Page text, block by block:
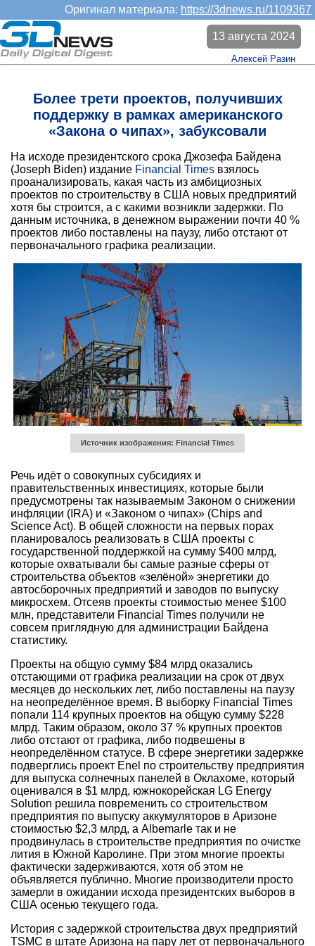
Оригинал материала: https://3dnews.ru/1109367
Более трети проектов, получивших
поддержку в рамках американского
«Закона о чипах», забуксовали
13 августа 2024
Алексей Разин
На исходе президентского срока Джозефа Байдена
(Joseph Biden) издание Financial Times взялось
проанализировать, какая часть из амбициозных
проектов по строительству в США новых предприятий
хотя бы строится, а с какими возникли задержки. По
данным источника, в денежном выражении почти 40 %
проектов либо поставлены на паузу, либо отстают от
первоначального графика реализации.
Источник изображения: Financial Times
Речь идёт о совокупных субсидиях и
правительственных инвестициях, которые были
предусмотрены так называемым Законом о снижении
инфляции (IRA) и «Законом о чипах» (Chips and
Science Act). В общей сложности на первых порах
планировалось реализовать в США проекты с
государственной поддержкой на сумму $400 млрд,
которые охватывали бы самые разные сферы от
строительства объектов «зелёной» энергетики до
автосборочных предприятий и заводов по выпуску
микросхем. Отсеяв проекты стоимостью менее $100
млн, представители Financial Times получили не
совсем приглядную для администрации Байдена
статистику.
Проекты на общую сумму $84 млрд оказались
отстающими от графика реализации на срок от двух
месяцев до нескольких лет, либо поставлены на паузу
на неопределённое время. В выборку Financial Times
попали 114 крупных проектов на общую сумму $228
млрд. Таким образом, около 37 % крупных проектов
либо отстают от графика, либо подвешены в
неопределённом статусе. В сфере энергетики задержке
подверглись проект Enel по строительству предприятия
для выпуска солнечных панелей в Оклахоме, который
оценивался в $1 млрд, южнокорейская LG Energy
Solution решила повременить со строительством
предприятия по выпуску аккумуляторов в Аризоне
стоимостью $2,3 млрд, а Albemarle так и не
продвинулась в строительстве предприятия по очистке
лития в Южной Каролине. При этом многие проекты
фактически задерживаются, хотя об этом не
объявляется публично. Многие производители просто
замерли в ожидании исхода президентских выборов в
США осенью текущего года.
История с задержкой строительства двух предприятий
TSMC в штате Аризона на пару лет от первоначального